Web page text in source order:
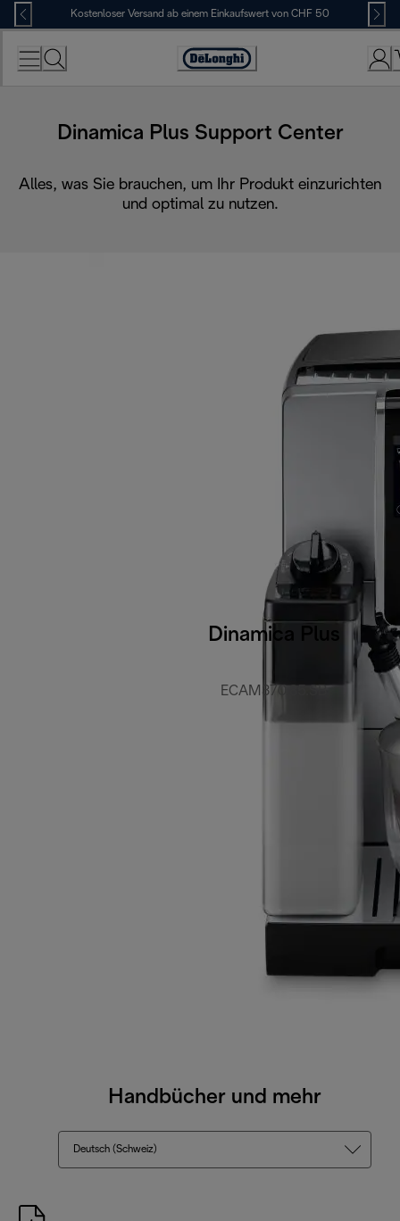
Skip
to
Content
Kostenloser Versand ab einem Einkaufswert von CHF 50
Erklärung
Dinamica Plus Support Center
Alles, was Sie brauchen, um Ihr Produkt einzurichten
und optimal zu nutzen.
Dinamica Plus
ECAM370.85.SB
Handbücher und mehr
Deutsch (Schweiz)